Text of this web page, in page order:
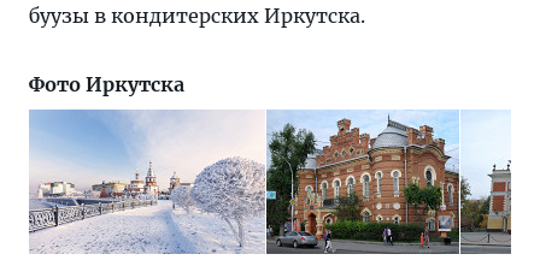
буузы в кондитерских Иркутска.
Фото Иркутска